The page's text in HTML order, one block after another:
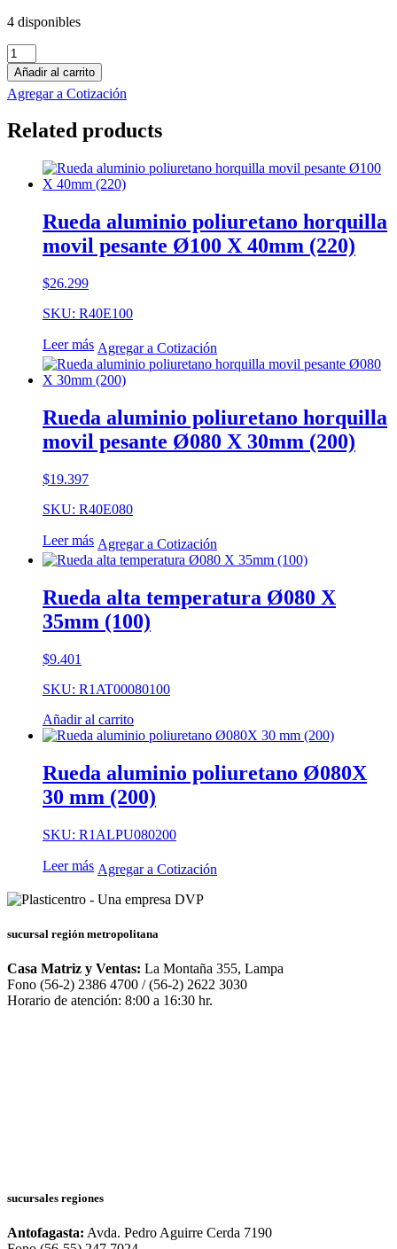
4 disponibles
Rueda
nylon
poliuretano
Ø125
30mm
cantidad
Añadir al carrito
Agregar a Cotización
Related products
Rueda aluminio poliuretano horquilla
movil pesante Ø100 X 40mm (220)
$26.299
SKU: R40E100
Leer más Agregar a Cotización
Rueda aluminio poliuretano horquilla
movil pesante Ø080 X 30mm (200)
$19.397
SKU: R40E080
Leer más Agregar a Cotización
Rueda alta temperatura Ø080 X
35mm (100)
$9.401
SKU: R1AT00080100
Añadir al carrito
Rueda aluminio poliuretano Ø080X
30 mm (200)
SKU: R1ALPU080200
Leer más Agregar a Cotización
sucursal región metropolitana
Casa Matriz y Ventas: La Montaña 355, Lampa
Fono (56-2) 2386 4700 / (56-2) 2622 3030
Horario de atención: 8:00 a 16:30 hr.
sucursales regiones
Antofagasta: Avda. Pedro Aguirre Cerda 7190